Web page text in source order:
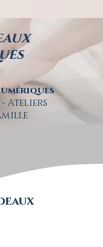
- Ateliers